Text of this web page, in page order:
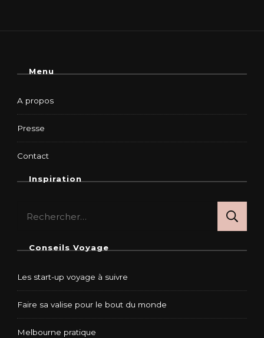
Menu
A propos
Presse
Contact
Inspiration
Conseils Voyage
Les start-up voyage à suivre
Faire sa valise pour le bout du monde
Melbourne pratique